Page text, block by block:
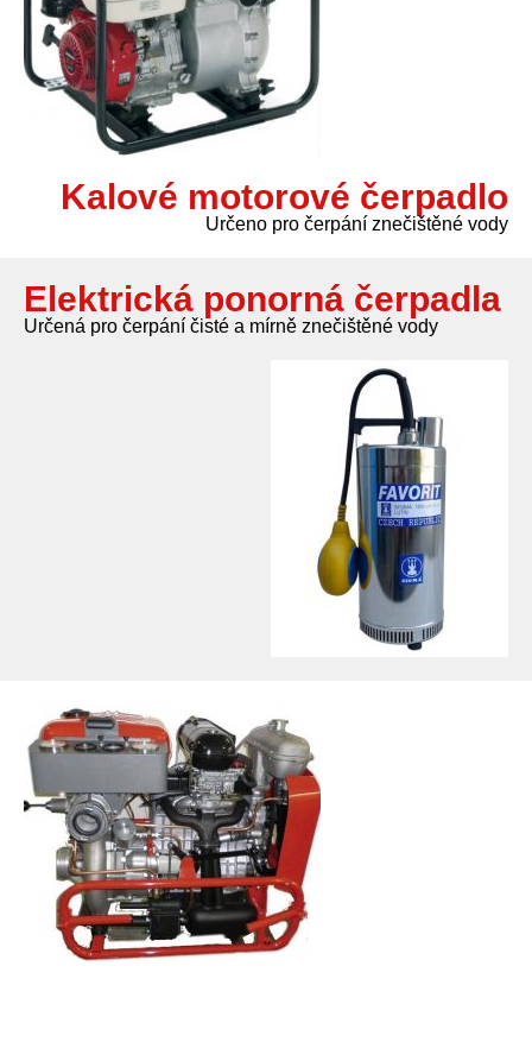
Kalové motorové čerpadlo
Určeno pro čerpání znečištěné vody
Elektrická ponorná čerpadla
Určená pro čerpání čisté a mírně znečištěné vody